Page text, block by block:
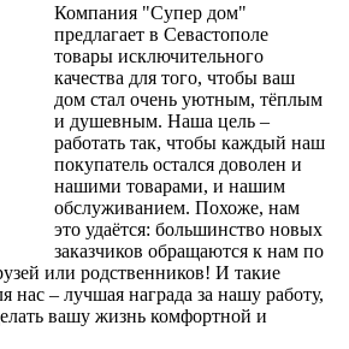
Компания "Супер дом"
предлагает в Севастополе
товары исключительного
качества для того, чтобы ваш
дом стал очень уютным, тёплым
и душевным. Наша цель –
работать так, чтобы каждый наш
покупатель остался доволен и
нашими товарами, и нашим
обслуживанием. Похоже, нам
это удаётся: большинство новых
заказчиков обращаются к нам по
или родственников! И такие
нас – лучшая награда за нашу работу,
вашу жизнь комфортной и